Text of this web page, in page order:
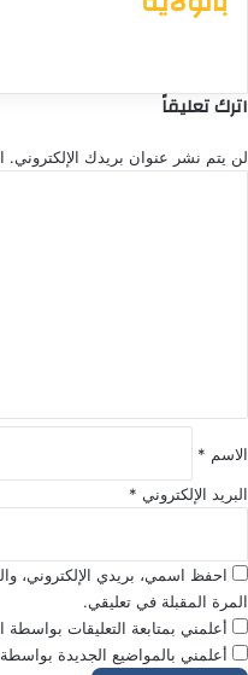
اترك تعليقاً
لن يتم نشر عنوان بريدك الإلكتروني.
الاسم *
البريد الإلكتروني *
احفظ اسمي، بريدي الإلكتروني،
المرة المقبلة في تعليقي.
أعلمني بمتابعة التعليقات بواسطة
أعلمني بالمواضيع الجديدة بواسطة